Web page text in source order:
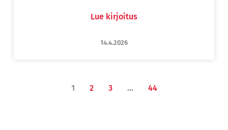
Lue kirjoitus
14.4.2026
1 2 3 … 44